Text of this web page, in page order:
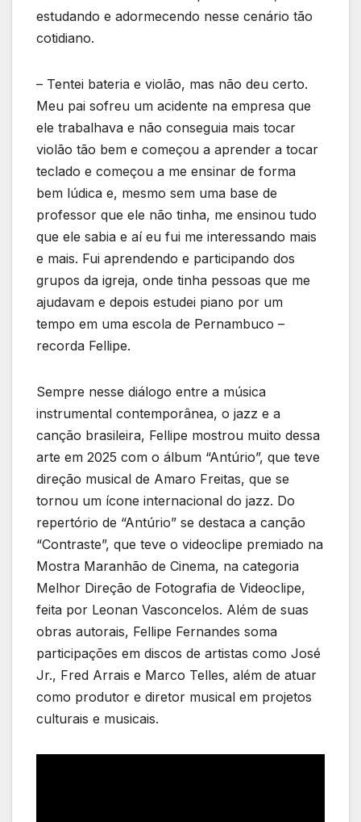
estudando e adormecendo nesse cenário tão
cotidiano.
– Tentei bateria e violão, mas não deu certo.
Meu pai sofreu um acidente na empresa que
ele trabalhava e não conseguia mais tocar
violão tão bem e começou a aprender a tocar
teclado e começou a me ensinar de forma
bem lúdica e, mesmo sem uma base de
professor que ele não tinha, me ensinou tudo
que ele sabia e aí eu fui me interessando mais
e mais. Fui aprendendo e participando dos
grupos da igreja, onde tinha pessoas que me
ajudavam e depois estudei piano por um
tempo em uma escola de Pernambuco –
recorda Fellipe.
Sempre nesse diálogo entre a música
instrumental contemporânea, o jazz e a
canção brasileira, Fellipe mostrou muito dessa
arte em 2025 com o álbum “Antúrio”, que teve
direção musical de Amaro Freitas, que se
tornou um ícone internacional do jazz. Do
repertório de “Antúrio” se destaca a canção
“Contraste”, que teve o videoclipe premiado na
Mostra Maranhão de Cinema, na categoria
Melhor Direção de Fotografia de Videoclipe,
feita por Leonan Vasconcelos. Além de suas
obras autorais, Fellipe Fernandes soma
participações em discos de artistas como José
Jr., Fred Arrais e Marco Telles, além de atuar
como produtor e diretor musical em projetos
culturais e musicais.